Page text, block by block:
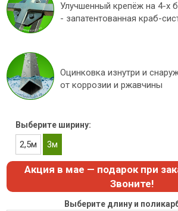
Улучшенный крепёж на 4-х
- запатентованная краб-
Оцинковка изнутри и
от коррозии и ржавчины
Выберите ширину:
2,5м 3м
Акция в мае — подарок при
Звоните!
Выберите длину и